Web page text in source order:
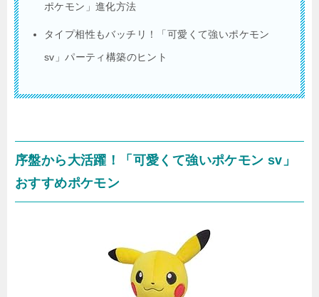
ポケモン」進化方法
タイプ相性もバッチリ！「可愛くて強いポケモン
sv」パーティ構築のヒント
序盤から大活躍！「可愛くて強いポケモン sv」
おすすめポケモン